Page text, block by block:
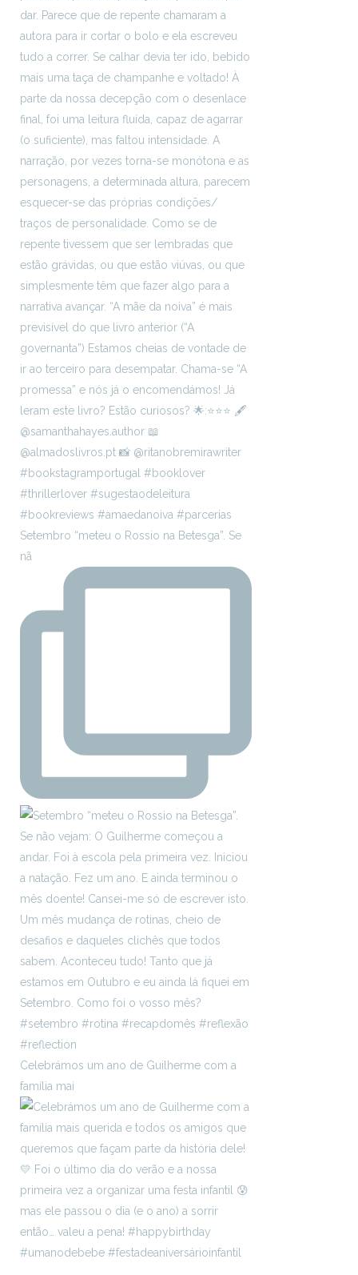
Setembro “meteu o Rossio na Betesga”. Se
nã
Celebrámos um ano de Guilherme com a
família mai